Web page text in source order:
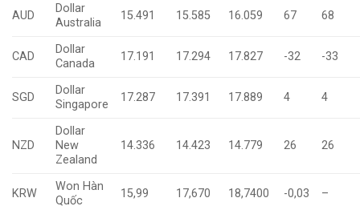
AUD
Dollar
Australia
15.491 15.585 16.059 67 68
CAD
Dollar
Canada
17.191 17.294 17.827 -32 -33
SGD
Dollar
Singapore
17.287 17.391 17.889 4 4
NZD
Dollar
New
Zealand
14.336 14.423 14.779 26 26
KRW
Won Hàn
Quốc
15,99 17,670 18,7400 -0,03 –